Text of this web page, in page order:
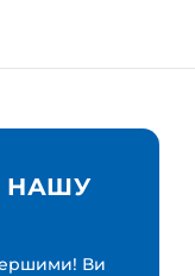
НАШУ
Ви